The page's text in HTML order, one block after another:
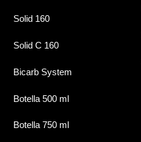
Solid 160
Solid C 160
Bicarb System
Botella 500 ml
Botella 750 ml